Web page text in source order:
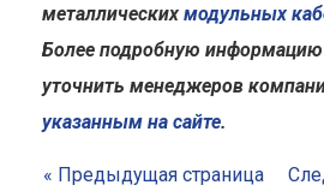
металлических модульных
Более подробную
уточнить менеджеров
указанным на сайте.
« Предыдущая страница